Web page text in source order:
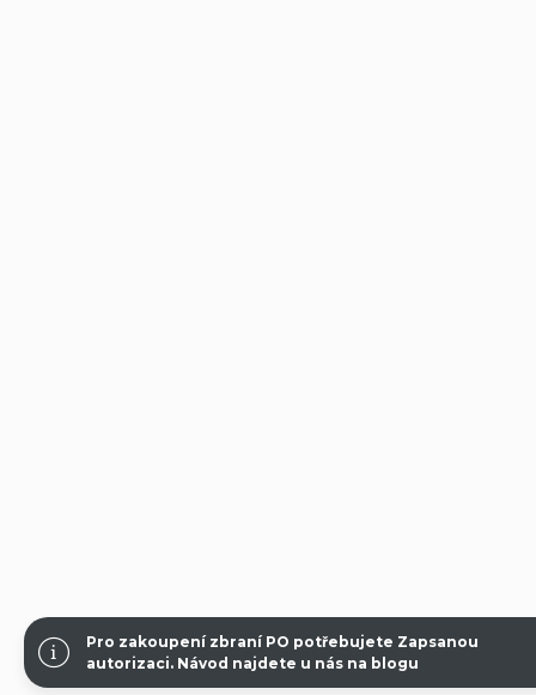
Pro zakoupení zbraní PO potřebujete Zapsanou
autorizaci. Návod najdete u nás na blogu